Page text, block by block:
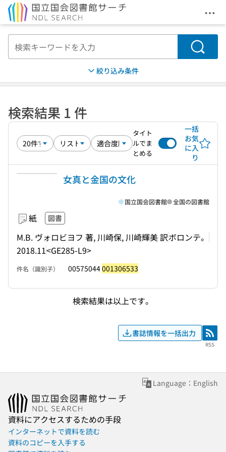
メ
検索
絞り込み条件
検索結果 1 件
タイト
ルでま
とめる
一括
お気
に入
り
女真と金国の文化
紙 図書
M.B. ヴォロビヨフ 著, 川崎保, 川崎輝美 訳ボロンテ。
2018.11<GE285-L9>
国立国会図書館 全国の図書館
件名（識別子） 00575044001306533
検索結果は以上です。
書誌情報を一括出力 RSS
RSS
Language：English
資料にアクセスするための手段
インターネットで資料を読む
資料のコピーを入手する